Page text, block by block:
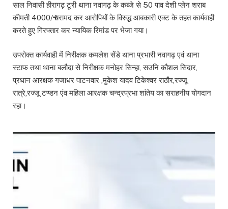
साल निवासी हीरागढ़ टूरी थाना नवागढ़ के कब्जे से 50 पाव देशी प्लेन शराब
कीमती 4000/₹ बरामद कर आरोपियों के विरुद्ध आबकारी एक्ट के तहत कार्यवाही
करते हुए गिरफ्तार कर न्यायिक रिमांड पर भेजा गया।
उपरोक्त कार्यवाही में निरीक्षक कमलेश सेंडे थाना प्रभारी नवागढ़ एवं थाना
स्टाफ तथा थाना बलौदा से निरीक्षक मनोहर सिन्हा, सउनि कौशल सिदार,
प्रधान आरक्षक गजाधर पाटनवार ,मुकेश यादव टिकेश्वर राठौर,रज्जू
रात्रे,रज्जू टण्डन एंव महिला आरक्षक चन्द्रप्रभा शांतेय का सराहनीय योगदान
रहा।